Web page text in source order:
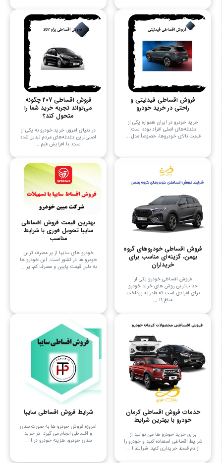
فروش اقساطی فیدلیتی و
راحتی در خرید خودرو
خرید خودرو در ایران همواره یکی از
دغدغه‌های اصلی افراد بوده است.
قیمت بالای خودروها، خصوصاً مدل ...
فروش اقساطی 207 چگونه
می‌تواند تجربه خرید شما را
متحول کند؟
در دنیای امروز، خرید خودرو به یکی از
اصلی‌ترین دغدغه‌های مردم تبدیل شده
است. با افزایش قیم ...
فروش اقساطی خودروهای گروه
بهمن، گزینه‌ای مناسب برای
خریداران
فروش اقساطی خودرو یکی از
جذاب‌ترین روش های خرید خودرو
برای افرادی است که قادر به پرداخت
مبلغ کا ...
بهترین قیمت فروش اقساطی
سایپا تحویل فوری با شرایط
مناسب
خودرو های سایپا از پر مصرف ترین
خودرو ها در کشور است. این خودرو ها
به دلیل قیمت پایین و مصرف کم، پر ...
خدمات فروش اقساطی کرمان
خودرو با بهترین شرایط
برای خرید خودرو ها می توانید از
شرایط اقساطی استفاده کنید و خودرو را
از دم قسط خریداری کنید. شرایط ا ...
شرایط فروش اقساطی سایپا
امروزه فروش خودرو ها به صورت نقدی
و اقساطی انجام می ‌گیرد. در خرید
نقدی خودرو، هزینه خودرو در ا ...